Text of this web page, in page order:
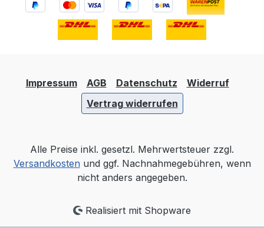
Impressum AGB Datenschutz
Widerruf
Vertrag widerrufen
Alle Preise inkl. gesetzl. Mehrwertsteuer zzgl.
Versandkostenund ggf. Nachnahmegebühren, wenn
nicht anders angegeben.
Realisiert mit Shopware